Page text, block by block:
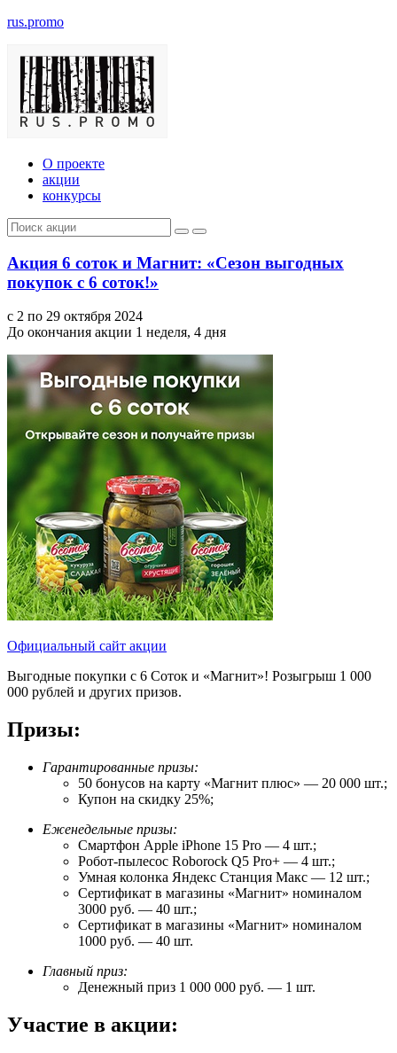
rus.promo
О проекте
акции
конкурсы
Акция 6 соток и Магнит: «Сезон выгодных
покупок с 6 соток!»
с 2 по 29 октября 2024
До окончания акции 1 неделя, 4 дня
Официальный сайт акции
Выгодные покупки с 6 Соток и «Магнит»! Розыгрыш 1 000
000 рублей и других призов.
Призы:
Гарантированные призы:
50 бонусов на карту «Магнит плюс» — 20 000 шт.;
Купон на скидку 25%;
Еженедельные призы:
Смартфон Apple iPhone 15 Pro — 4 шт.;
Робот-пылесос Roborock Q5 Pro+ — 4 шт.;
Умная колонка Яндекс Станция Макс — 12 шт.;
Сертификат в магазины «Магнит» номиналом
3000 руб. — 40 шт.;
Сертификат в магазины «Магнит» номиналом
1000 руб. — 40 шт.
Главный приз:
Денежный приз 1 000 000 руб. — 1 шт.
Участие в акции: